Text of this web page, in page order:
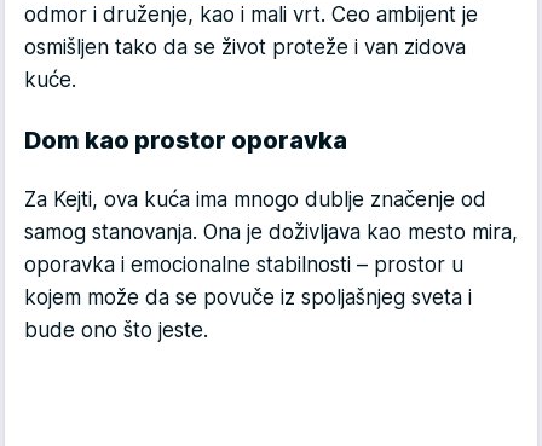
odmor i druženje, kao i mali vrt. Ceo ambijent je
osmišljen tako da se život proteže i van zidova
kuće.
Dom kao prostor oporavka
Za Kejti, ova kuća ima mnogo dublje značenje od
samog stanovanja. Ona je doživljava kao mesto mira,
oporavka i emocionalne stabilnosti – prostor u
kojem može da se povuče iz spoljašnjeg sveta i
bude ono što jeste.